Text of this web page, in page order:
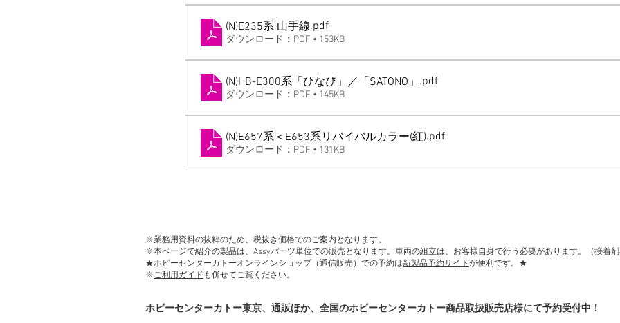
(N)E235系 山手線.pdf
ダウンロード：PDF • 153KB
(N)HB-E300系「ひなび」／「SATONO」 .pdf
ダウンロード：PDF • 145KB
(N)E657系＜E653系リバイバルカラー(紅).pdf
ダウンロード：PDF • 131KB
※業務用資料の抜粋のため、税抜き価格でのご案内となります。
※本ページで紹介の製品は、Assyパーツ単位での販売となります。車両の組立は、お客様自身で行う必要があります。（接着
★ホビーセンターカトーオンラインショップ（通信販売）での予約は新製品予約サイト が便利です。★
※ご利用ガイド も併せてご覧ください。
ホビーセンターカトー東京、通販ほか、全国のホビーセンターカトー商品取扱販売店様にて予約受付中！